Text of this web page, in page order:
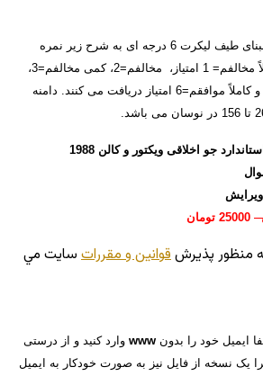
سوالات این پرسشنامه بر مبنای طیف لیکرت 6 درجه ای به شرح زیر نمره
گذاری می شوند: گزینه کاملاً مخالفم= 1 امتیاز، مخالفم=2، کمی مخالفم=3،
کمی مواَفقم=4، مواَفقم=5 و کاملاً موافقم=6 امتیاز دریافت می کنند. دامنه
جو اخلاقی ویکتور و کالن 1988
منظور پذيرشقوانين و مقررات سايت مي
ایمیل خود را بدون
وارد کنید و از درستی
یک نسخه از فایل نیز به صورت خودکار به ایمیل